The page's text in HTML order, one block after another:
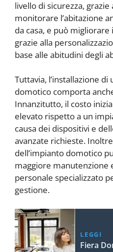
livello di sicurezza, grazie
monitorare l’abitazione
da casa, e può
grazie alla
base alle abitudini degli
Tuttavia, l’installazione
domotico comporta
Innanzitutto, il costo
elevato rispetto a un
causa dei dispositivi e
avanzate richieste.
dell’impianto domotico
maggiore manutenzione
personale specializzato
gestione.
LEGGI
Fiera